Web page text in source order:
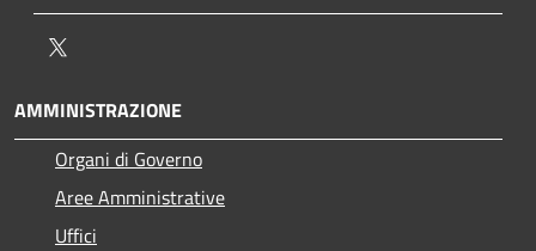
AMMINISTRAZIONE
Organi di Governo
Aree Amministrative
Uffici